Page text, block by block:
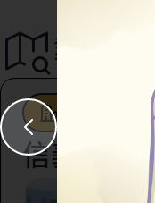
導覽地圖
信義區